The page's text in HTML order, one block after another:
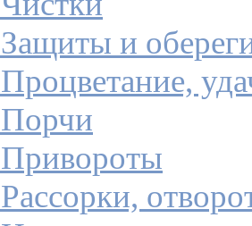
Защиты и
Процветание,
Порчи
Привороты
Рассорки,